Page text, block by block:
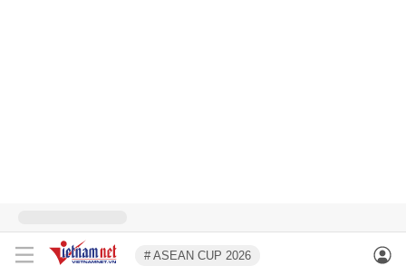
# ASEAN CUP 2026